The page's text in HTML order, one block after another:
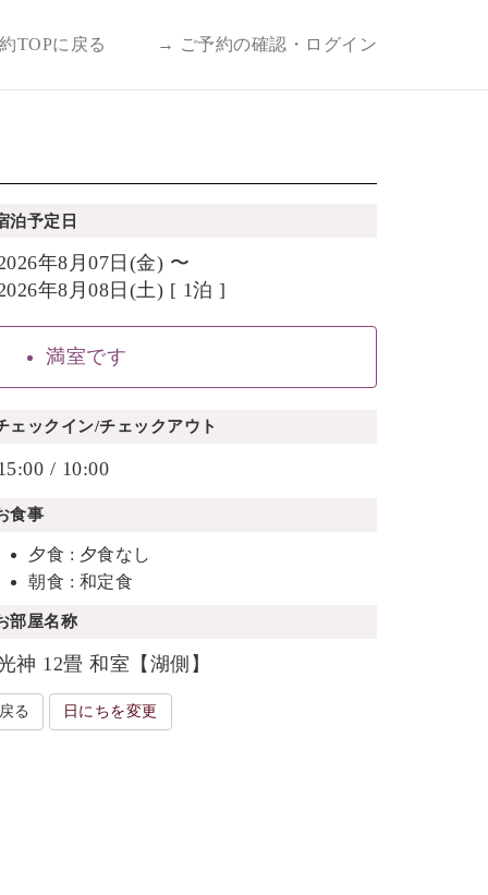
TOPに戻る → ご予約の確認・ログイン
泊予定日
年8月07日(金) 〜
年8月08日(土) [ 1泊 ]
満室です
ェックイン/チェックアウト
/ 10:00
食事
夕食 : 夕食なし
朝食 : 和定食
部屋名称
神 12畳 和室【湖側】
戻る 日にちを変更